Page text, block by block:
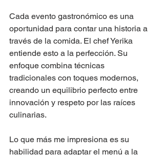
Cada evento gastronómico es una
oportunidad para contar una historia a
través de la comida. El chef Yerika
entiende esto a la perfección. Su
enfoque combina técnicas
tradicionales con toques modernos,
creando un equilibrio perfecto entre
innovación y respeto por las raíces
culinarias.
Lo que más me impresiona es su
habilidad para adaptar el menú a la